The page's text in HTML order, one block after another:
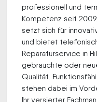
professionell und
Kompetenz seit
setzt sich für
und bietet
Reparaturservice in
gebrauchte oder
Qualität,
stehen dabei im
Ihr versierter